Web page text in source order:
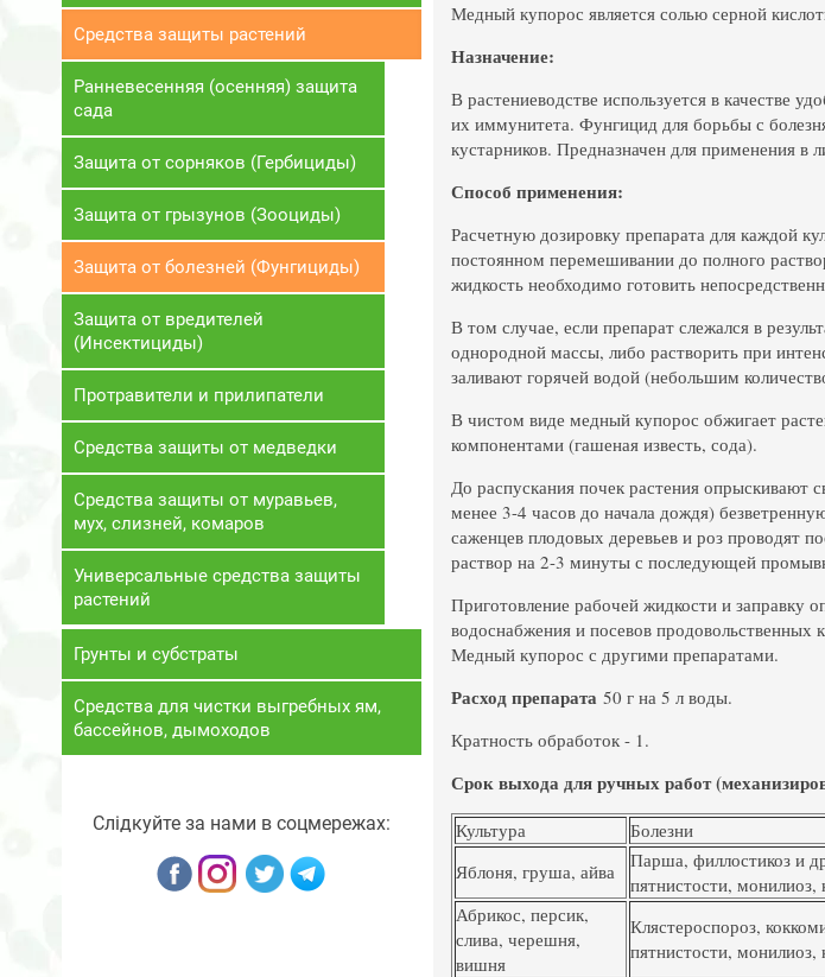
Средства защиты растений
Ранневесенняя (осенняя) защита
сада
Защита от сорняков (Гербициды)
Защита от грызунов (Зооциды)
Защита от болезней (Фунгициды)
Защита от вредителей
(Инсектициды)
Протравители и прилипатели
Средства защиты от медведки
Средства защиты от муравьев,
мух, слизней, комаров
Универсальные средства защиты
растений
Грунты и субстраты
Средства для чистки выгребных ям,
бассейнов, дымоходов
Слідкуйте за нами в соцмережах:
Медный купорос является солью серной
Назначение:
В растениеводстве используется в качестве
их иммунитета. Фунгицид для борьбы с
кустарников. Предназначен для применения в
Способ применения:
Расчетную дозировку препарата для каждой
постоянном перемешивании до полного
жидкость необходимо готовить
В том случае, если препарат слежался в
однородной массы, либо растворить при
заливают горячей водой (небольшим
В чистом виде медный купорос обжигает
компонентами (гашеная известь, сода).
До распускания почек растения опрыскивают
менее 3-4 часов до начала дождя)
саженцев плодовых деревьев и роз проводят
раствор на 2-3 минуты с последующей
Приготовление рабочей жидкости и заправку
водоснабжения и посевов
Медный купорос с другими препаратами.
Расход препарата50 г на 5 л воды.
Кратность обработок - 1.
Срок выхода для ручных работ
Культура
Болезни
Яблоня, груша, айва
Парша, филлостикоз и
пятнистости, монилиоз,
Абрикос, персик,
слива, черешня,
вишня
Клястероспороз,
пятнистости, монилиоз,